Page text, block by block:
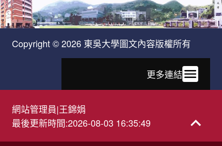
Copyright © 2026 東吳大學圖文內容版權所有
更多連結
網站管理員|王錦娟
最後更新時間:2026-08-03 16:35:49